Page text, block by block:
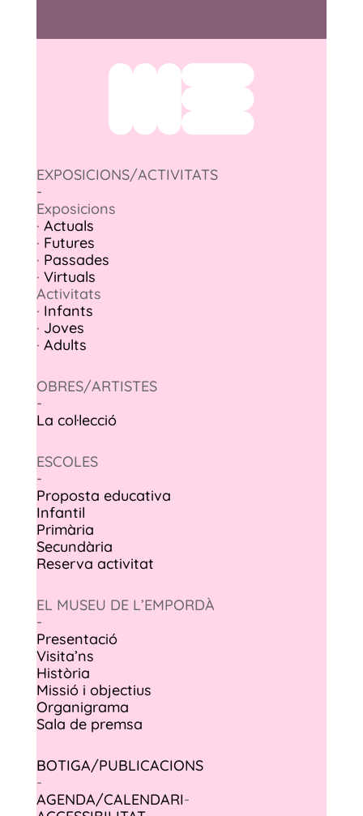
EXPOSICIONS/ACTIVITATS
-
Exposicions
· Actuals
· Futures
· Passades
· Virtuals
Activitats
· Infants
· Joves
· Adults
OBRES/ARTISTES
-
La col·lecció
ESCOLES
-
Proposta educativa
Infantil
Primària
Secundària
Reserva activitat
EL MUSEU DE L’EMPORDÀ
-
Presentació
Visita’ns
Història
Missió i objectius
Organigrama
Sala de premsa
BOTIGA/PUBLICACIONS
-
AGENDA/CALENDARI-